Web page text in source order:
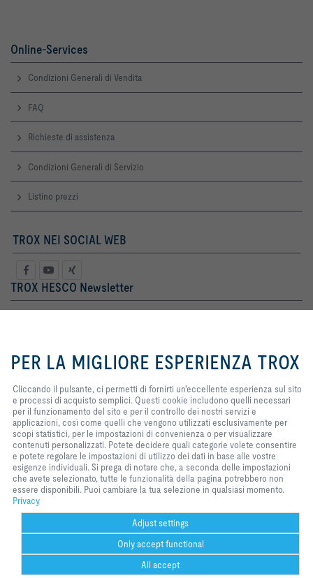
Online-Services
Condizioni Generali di Vendita
FAQ
Richieste di assistenza
Condizioni Generali di Servizio
Listino prezzi
TROX NEI SOCIAL WEB
TROX HESCO Newsletter
Termini Legali registro
Home Contatto Stampa
Termini di consegna e di pagamento
Privacy
di fornirti un'eccellente esperienza
sul sito e processi di acquisto
quelli necessari per il
funzionamento del sito e per il
controllo dei nostri servizi e
applicazioni, così come quelli che
vengono utilizzati esclusivamente
per scopi statistici, per le
impostazioni di convenienza o per
visualizzare contenuti
personalizzati. Potete decidere
quali categorie volete consentire e
utilizzo dei dati in base alle vostre
esigenze individuali. Si prega di
notare che, a seconda delle
impostazioni che avete
selezionato, tutte le funzionalità
della pagina potrebbero non
PER LA MIGLIORE ESPERIENZA TROX
Cliccando il pulsante, ci permetti di fornirti un'eccellente esperienza sul sito
e processi di acquisto semplici. Questi cookie includono quelli necessari
per il funzionamento del sito e per il controllo dei nostri servizi e
applicazioni, così come quelli che vengono utilizzati esclusivamente per
scopi statistici, per le impostazioni di convenienza o per visualizzare
contenuti personalizzati. Potete decidere quali categorie volete consentire
e potete regolare le impostazioni di utilizzo dei dati in base alle vostre
esigenze individuali. Si prega di notare che, a seconda delle impostazioni
che avete selezionato, tutte le funzionalità della pagina potrebbero non
essere disponibili. Puoi cambiare la tua selezione in qualsiasi momento.
Privacy
Adjust settings
Only accept functional
All accept